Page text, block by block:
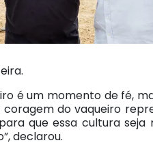
é um momento de fé,
do vaqueiro
que essa cultura
declarou.